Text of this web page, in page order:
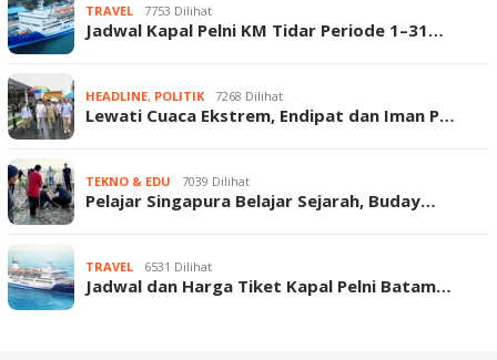
TRAVEL 7753 Dilihat
Jadwal Kapal Pelni KM Tidar Periode 1–31…
HEADLINE, POLITIK 7268 Dilihat
Lewati Cuaca Ekstrem, Endipat dan Iman P…
TEKNO & EDU 7039 Dilihat
Pelajar Singapura Belajar Sejarah, Buday…
TRAVEL 6531 Dilihat
Jadwal dan Harga Tiket Kapal Pelni Batam…